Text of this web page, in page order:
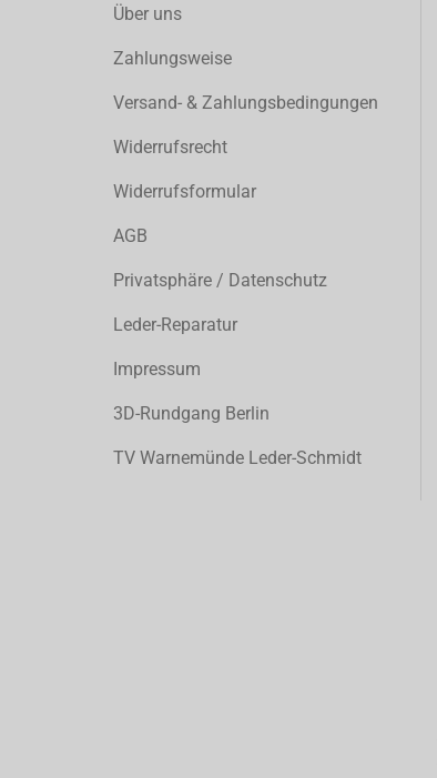
Über uns
Zahlungsweise
Versand- & Zahlungsbedingungen
Widerrufsrecht
Widerrufsformular
AGB
Privatsphäre / Datenschutz
Leder-Reparatur
Impressum
3D-Rundgang Berlin
TV Warnemünde Leder-Schmidt